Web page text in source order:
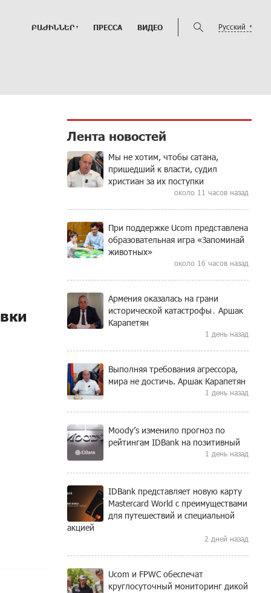
ԲԱԺԻՆՆԵՐ ПРЕССА ВИДЕО Русский
Лента новостей
Мы не хотим, чтобы сатана,
пришедший к власти, судил
христиан за их поступки
около 11 часов назад
При поддержке Ucom представлена
образовательная игра «Запоминай
животных»
около 16 часов назад
Армения оказалась на грани
исторической катастрофы․ Аршак
Карапетян
1 день назад
Выполняя требования агрессора,
мира не достичь. Аршак Карапетян
1 день назад
Moody’s изменило прогноз по
рейтингам IDBank на позитивный
1 день назад
IDBank представляет новую карту
Mastercard World с преимуществами
для путешествий и специальной
акцией
2 дней назад
Ucom и FPWC обеспечат
круглосуточный мониторинг дикой